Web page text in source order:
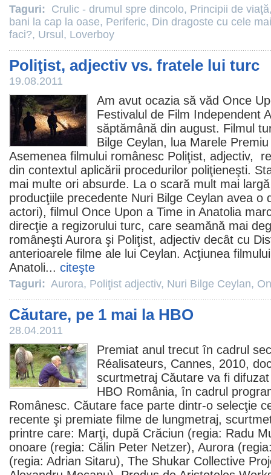
Taguri: Crulic - drumul spre dincolo, Principii de viaţă
bani la cap la oase, Periferic, Din dragoste cu cele
faci?, Ursul , Loverboy
Poliţist, adjectiv vs. fratele lui turc
19.08.2011
Am avut ocazia să văd Once
Festivalul de Film Independent
săptămână din august. Filmul
Bilge Ceylan, lua Marele Premiu
Asemenea filmului românesc Poliţist, adjectiv,
din contextul aplicării procedurilor poliţieneşti.
mai multe ori absurde. La o scară mult mai
producţiile precedente Nuri Bilge Ceylan avea o
actori), filmul Once Upon a Time in Anatolia
direcţie a regizorului turc, care seamănă mai
româneşti Aurora şi Poliţist, adjectiv decât cu
anterioarele filme ale lui Ceylan. Acţiunea
Anatoli... citeşte
Taguri: Aurora, Poliţist adjectiv, Nuri Bilge Ceylan,
Căutare, pe 1 mai la HBO
28.04.2011
Premiat anul trecut în cadrul
Réalisateurs, Cannes, 2010,
scurtmetraj Căutare va fi
HBO România, în cadrul
Românesc. Căutare face parte dintr-o selecţie
recente şi premiate filme de lungmetraj,
printre care: Marţi, după Crăciun (regia: Radu
onoare (regia: Călin Peter Netzer), Aurora
(regia: Adrian Sitaru), The Shukar Collective